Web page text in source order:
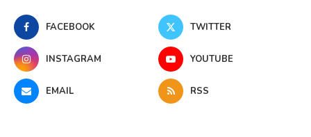
FACEBOOK TWITTER
INSTAGRAM YOUTUBE
EMAIL RSS